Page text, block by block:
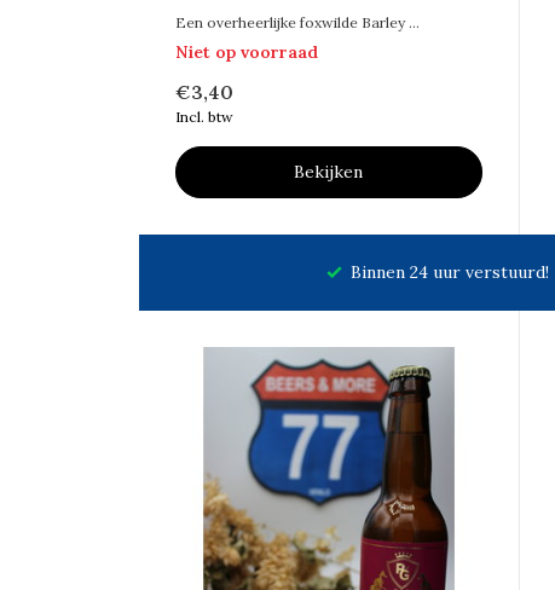
Een overheerlijke foxwilde Barley ...
Niet op voorraad
€3,40
Incl. btw
Bekijken
Binnen 24 uur verstuurd!